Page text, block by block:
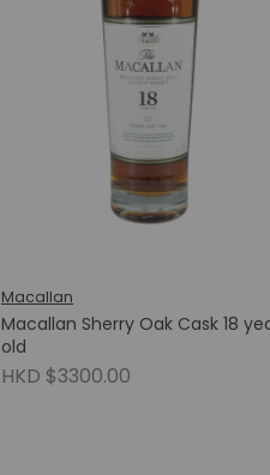
Macallan
Macallan Sherry Oak Cask 18
old
HKD $3300.00